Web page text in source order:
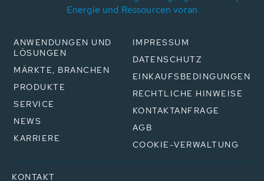
Energie und Ressourcen voran
ANWENDUNGEN UND
LÖSUNGEN
MÄRKTE, BRANCHEN
PRODUKTE
SERVICE
NEWS
KARRIERE
IMPRESSUM
DATENSCHUTZ
EINKAUFSBEDINGUNGEN
RECHTLICHE HINWEISE
KONTAKTANFRAGE
AGB
COOKIE-VERWALTUNG
KONTAKT